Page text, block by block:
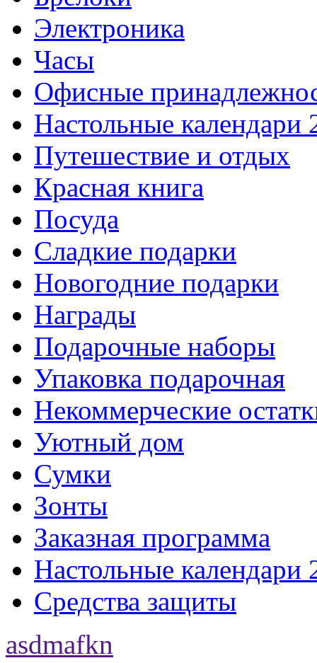
Электроника
Часы
Офисные
Настольные календари
Путешествие и отдых
Красная книга
Посуда
Сладкие подарки
Новогодние подарки
Награды
Подарочные наборы
Упаковка подарочная
Некоммерческие
Уютный дом
Сумки
Зонты
Заказная программа
Настольные календари
Средства защиты
asdmafkn